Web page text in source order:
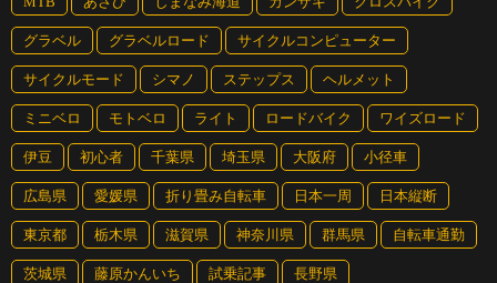
グラベル グラベルロード サイクルコンピューター
サイクルモード シマノ ステップス ヘルメット
ミニベロ モトベロ ライト ロードバイク ワイズロード
伊豆 初心者 千葉県 埼玉県 大阪府 小径車
広島県 愛媛県 折り畳み自転車 日本一周 日本縦断
東京都 栃木県 滋賀県 神奈川県 群馬県 自転車通勤
茨城県 藤原かんいち 試乗記事 長野県